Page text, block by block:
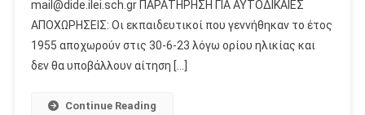
mail@dide.ilei.sch.gr ΠΑΡΑΤΗΡΗΣΗ ΓΙΑ ΑΥΤΟΔΙΚΑΙΕΣ
ΑΠΟΧΩΡΗΣΕΙΣ: Οι εκπαιδευτικοί που γεννήθηκαν το έτος
1955 αποχωρούν στις 30-6-23 λόγω ορίου ηλικίας και
δεν θα υποβάλλουν αίτηση […]
Continue Reading